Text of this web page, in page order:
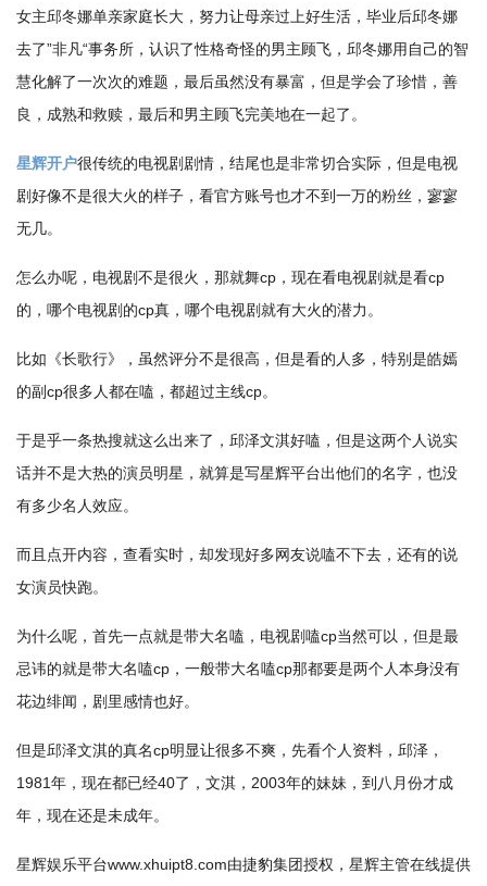
女主邱冬娜单亲家庭长大，努力让母亲过上好生活，毕业后邱冬娜
去了”非凡“事务所，认识了性格奇怪的男主顾飞，邱冬娜用自己的智
慧化解了一次次的难题，最后虽然没有暴富，但是学会了珍惜，善
良，成熟和救赎，最后和男主顾飞完美地在一起了。
星辉开户很传统的电视剧剧情，结尾也是非常切合实际，但是电视
剧好像不是很大火的样子，看官方账号也才不到一万的粉丝，寥寥
无几。
怎么办呢，电视剧不是很火，那就舞cp，现在看电视剧就是看cp
的，哪个电视剧的cp真，哪个电视剧就有大火的潜力。
比如《长歌行》，虽然评分不是很高，但是看的人多，特别是皓嫣
的副cp很多人都在嗑，都超过主线cp。
于是乎一条热搜就这么出来了，邱泽文淇好嗑，但是这两个人说实
话并不是大热的演员明星，就算是写星辉平台出他们的名字，也没
有多少名人效应。
而且点开内容，查看实时，却发现好多网友说嗑不下去，还有的说
女演员快跑。
为什么呢，首先一点就是带大名嗑，电视剧嗑cp当然可以，但是最
忌讳的就是带大名嗑cp，一般带大名嗑cp那都要是两个人本身没有
花边绯闻，剧里感情也好。
但是邱泽文淇的真名cp明显让很多不爽，先看个人资料，邱泽，
1981年，现在都已经40了，文淇，2003年的妹妹，到八月份才成
年，现在还是未成年。
星辉娱乐平台www.xhuipt8.com由捷豹集团授权，星辉主管在线提供